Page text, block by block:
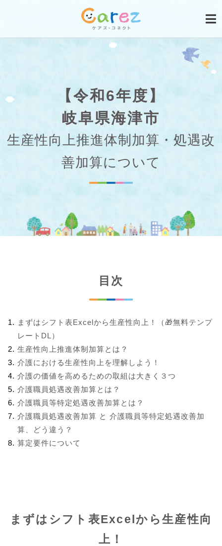
【令和6年度】
岐阜県海津市
生産性向上推進体制加算・処遇改
善加算について
目次
まずはシフト表Excelから生産性向上！（🎁無料テンプ
レートDL）
生産性向上推進体制加算とは？
介護における生産性向上を理解しよう！
介護の価値を高めるための取組は大きく３つ
介護職員処遇改善加算とは？
介護職員等特定処遇改善加算とは？
介護職員処遇改善加算 と 介護職員等特定処遇改善加
算、どう違う？
算定要件について
まずはシフト表Excelから生産性向
上！